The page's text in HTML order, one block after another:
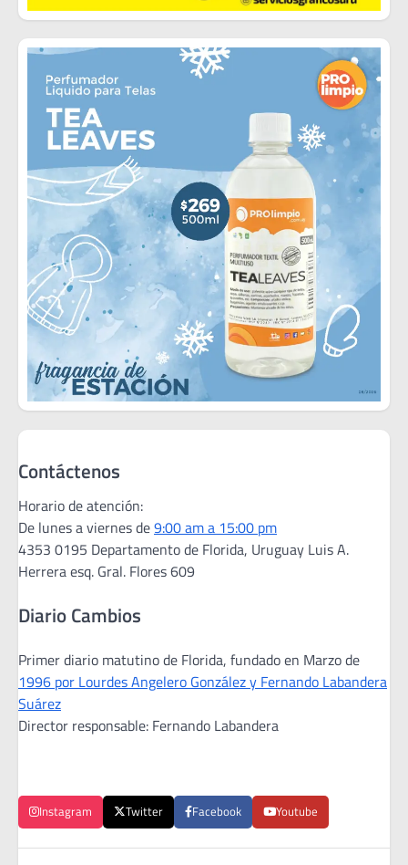
Contáctenos
Horario de atención:
De lunes a viernes de9:00 am a 15:00 pm
4353 0195 Departamento de Florida, Uruguay Luis A.
Herrera esq. Gral. Flores 609
Diario Cambios
Primer diario matutino de Florida, fundado en Marzo de
1996 por Lourdes Angelero González y Fernando Labandera
Suárez
Director responsable: Fernando Labandera
Instagram Twitter Facebook Youtube